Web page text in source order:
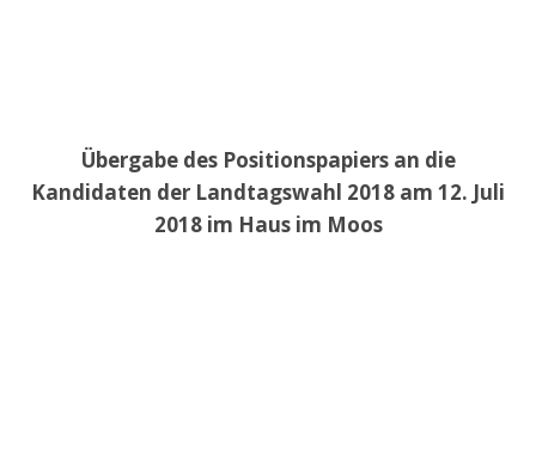
Übergabe des Positionspapiers an die
Kandidaten der Landtagswahl 2018 am 12. Juli
2018 im Haus im Moos